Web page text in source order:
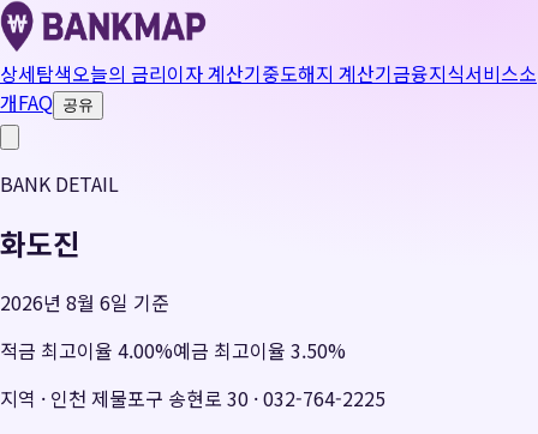
상세탐색오늘의 금리이자 계산기중도해지 계산기금융지식서비스소
개FAQ 공유
BANK DETAIL
화도진
2026년 8월 6일 기준
적금 최고이율 4.00%예금 최고이율 3.50%
지역 · 인천 제물포구 송현로 30 ·032-764-2225